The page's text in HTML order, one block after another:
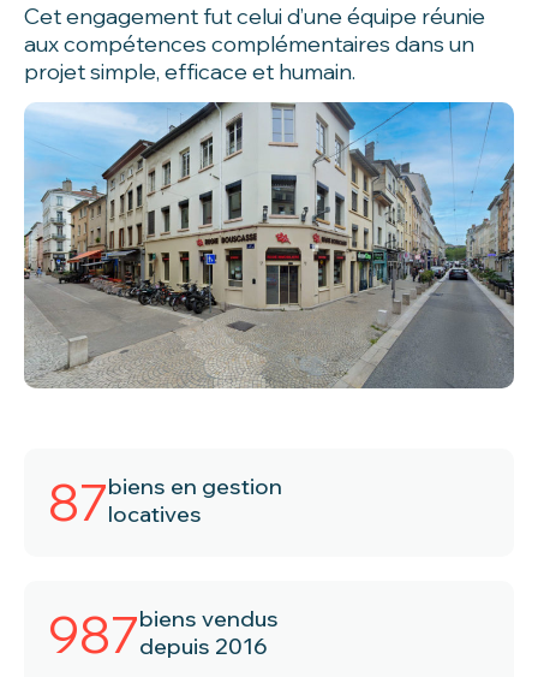
Cet engagement fut celui d’une équipe réunie
aux compétences complémentaires dans un
projet simple, efficace et humain.
87biens en gestion
locatives
987biens vendus
depuis 2016